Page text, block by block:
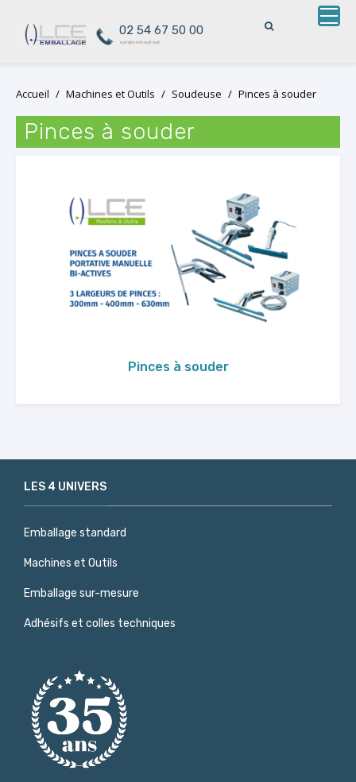
02 54 67 50 00
numéro non surtaxé
content
Accueil / Machines et Outils / Soudeuse / Pinces à souder
Pinces à souder
Pinces à souder
LES 4 UNIVERS
Emballage standard
Machines et Outils
Emballage sur-mesure
Adhésifs et colles techniques